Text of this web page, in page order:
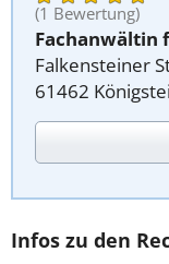
(1 Bewertung)
Fachanwältin
Falkensteiner
61462
Infos zu den